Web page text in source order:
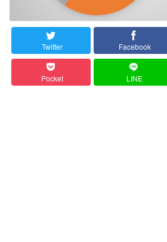
Twitter Facebook
Pocket LINE